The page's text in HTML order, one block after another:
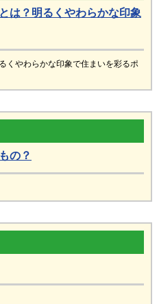
は？明るくやわらかな印象
くやわらかな印象で住まいを彩るポ
の？